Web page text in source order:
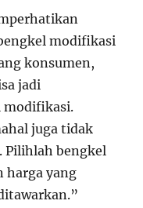
modifikasi
konsumen,
jadi
modifikasi.
juga tidak
Pilihlah bengkel
harga yang